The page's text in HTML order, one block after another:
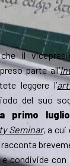
il
parte all’
leggere l’
del suo
primo luglio
Seminar, a cui
condivide